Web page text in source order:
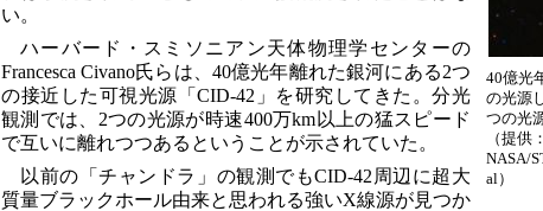
40億光
の光源
つの光
（提供：
NASA/
al）
い。
ハーバード・スミソニアン天体物理学センターの
Francesca Civano氏らは、40億光年離れた銀河にある2つ
の接近した可視光源「CID-42」を研究してきた。分光
観測では、2つの光源が時速400万km以上の猛スピード
で互いに離れつつあるということが示されていた。
以前の「チャンドラ」の観測でもCID-42周辺に超大
質量ブラックホール由来と思われる強いX線源が見つか